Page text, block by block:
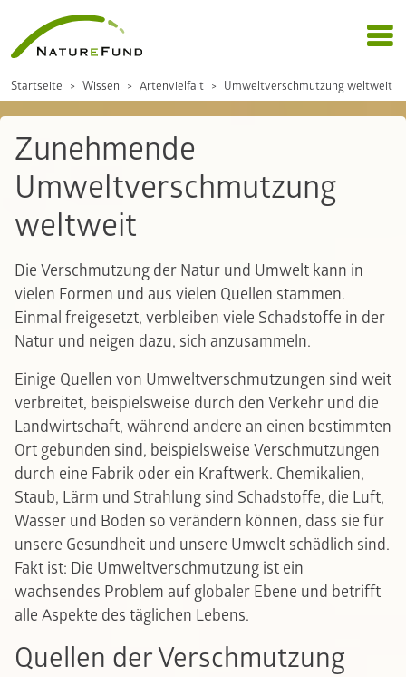
Startseite Wissen Artenvielfalt Umweltverschmutzung weltweit
Zunehmende
Umweltverschmutzung
weltweit
Die Verschmutzung der Natur und Umwelt kann in
vielen Formen und aus vielen Quellen stammen.
Einmal freigesetzt, verbleiben viele Schadstoffe in der
Natur und neigen dazu, sich anzusammeln.
Einige Quellen von Umweltverschmutzungen sind weit
verbreitet, beispielsweise durch den Verkehr und die
Landwirtschaft, während andere an einen bestimmten
Ort gebunden sind, beispielsweise Verschmutzungen
durch eine Fabrik oder ein Kraftwerk. Chemikalien,
Staub, Lärm und Strahlung sind Schadstoffe, die Luft,
Wasser und Boden so verändern können, dass sie für
unsere Gesundheit und unsere Umwelt schädlich sind.
Fakt ist: Die Umweltverschmutzung ist ein
wachsendes Problem auf globaler Ebene und betrifft
alle Aspekte des täglichen Lebens.
Quellen der Verschmutzung